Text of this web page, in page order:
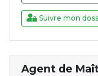
Suivre mon
Agent de